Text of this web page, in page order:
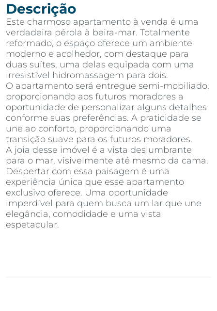
Descrição
Este charmoso apartamento à venda é uma
verdadeira pérola à beira-mar. Totalmente
reformado, o espaço oferece um ambiente
moderno e acolhedor, com destaque para
duas suítes, uma delas equipada com uma
irresistível hidromassagem para dois.
O apartamento será entregue semi-mobiliado,
proporcionando aos futuros moradores a
oportunidade de personalizar alguns detalhes
conforme suas preferências. A praticidade se
une ao conforto, proporcionando uma
transição suave para os futuros moradores.
A joia desse imóvel é a vista deslumbrante
para o mar, visivelmente até mesmo da cama.
Despertar com essa paisagem é uma
experiência única que esse apartamento
exclusivo oferece. Uma oportunidade
imperdível para quem busca um lar que une
elegância, comodidade e uma vista
espetacular.